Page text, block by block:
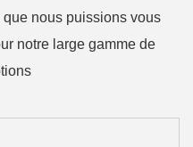
que nous puissions vous
notre large gamme de